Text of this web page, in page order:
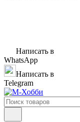
Написать в
WhatsApp
Написать в
Telegram